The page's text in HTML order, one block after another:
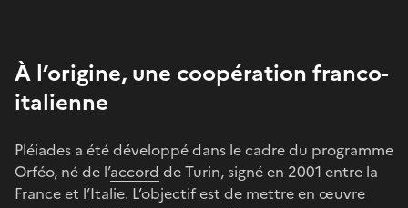
À l’origine, une coopération franco-
italienne
Pléiades a été développé dans le cadre du programme
Orféo, né de l’accord de Turin, signé en 2001 entre la
France et l’Italie. L’objectif est de mettre en œuvre